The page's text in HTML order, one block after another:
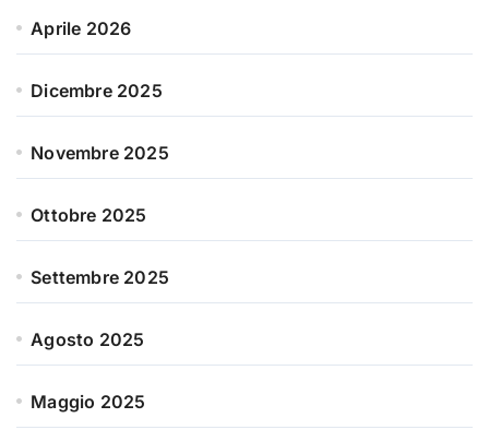
Aprile 2026
Dicembre 2025
Novembre 2025
Ottobre 2025
Settembre 2025
Agosto 2025
Maggio 2025